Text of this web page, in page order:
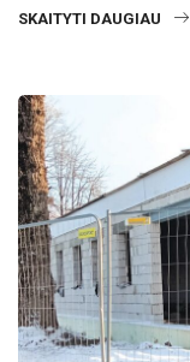
SKAITYTI DAUGIAU